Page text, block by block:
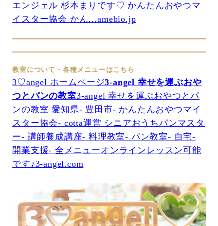
エンジェル 杉本まりです♡ かんたんおやつマ
イスター協会 かん…ameblo.jp
教室について・各種メニューはこちら
3♡angel ホームページ3-angel 幸せを運ぶおや
つとパンの教室3-angel 幸せを運ぶおやつとパ
ンの教室 愛知県- 豊田市- かんたんおやつマイ
スター協会- cotta運営 シニアおうちパンマスタ
ー- 講師養成講座- 料理教室- パン教室- 自宅-
開業支援- 全メニューオンラインレッスン可能
です♪3-angel.com